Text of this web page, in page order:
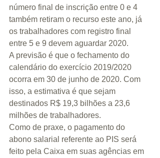
número final de inscrição entre 0 e 4
também retiram o recurso este ano, já
os trabalhadores com registro final
entre 5 e 9 devem aguardar 2020.
A previsão é que o fechamento do
calendário do exercício 2019/2020
ocorra em 30 de junho de 2020. Com
isso, a estimativa é que sejam
destinados R$ 19,3 bilhões a 23,6
milhões de trabalhadores.
Como de praxe, o pagamento do
abono salarial referente ao PIS será
feito pela Caixa em suas agências em